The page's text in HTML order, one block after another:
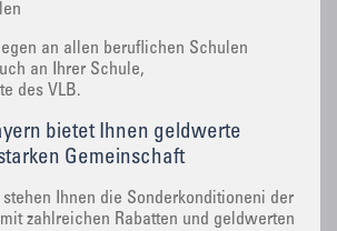
an allen beruflichen Schulen
an Ihrer Schule,
des VLB.
bietet Ihnen geldwerte
Gemeinschaft
Ihnen die Sonderkonditioneni der
zahlreichen Rabatten und geldwerten